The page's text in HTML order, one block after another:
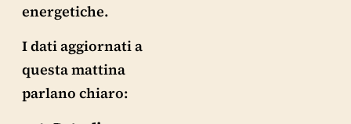
energetiche.
I dati aggiornati a
questa mattina
parlano chiaro: